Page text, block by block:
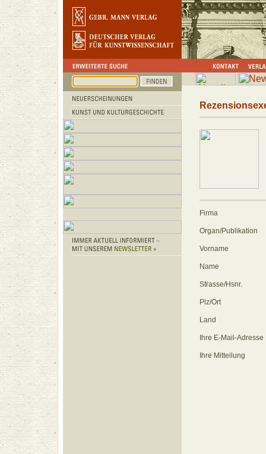
Firma
Organ/Publikation
Vorname
Name
Strasse/Hsnr.
Plz/Ort
Land
Ihre E-Mail-Adresse
Ihre Mitteilung